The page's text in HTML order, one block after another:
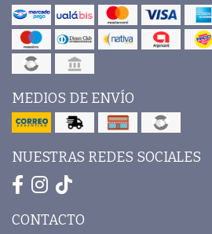
MEDIOS DE ENVÍO
NUESTRAS REDES SOCIALES
CONTACTO